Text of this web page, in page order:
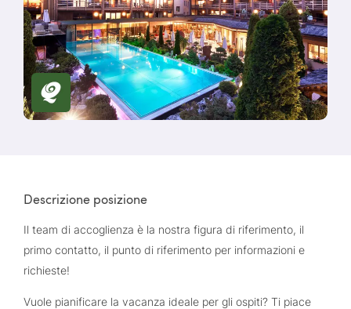
Descrizione posizione
Il team di accoglienza è la nostra figura di riferimento, il
primo contatto, il punto di riferimento per informazioni e
richieste!
Vuole pianificare la vacanza ideale per gli ospiti? Ti piace